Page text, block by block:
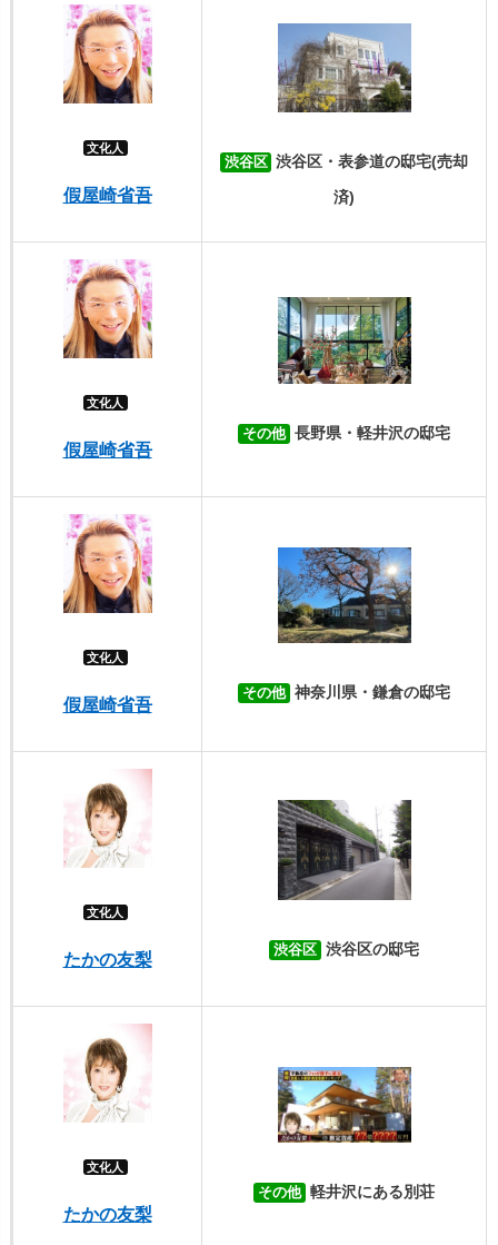
文化人
假屋崎省吾
渋谷区 渋谷区・表参道の邸宅(売却
済)
文化人
假屋崎省吾
その他 長野県・軽井沢の邸宅
文化人
假屋崎省吾
その他 神奈川県・鎌倉の邸宅
文化人
たかの友梨
渋谷区 渋谷区の邸宅
文化人
たかの友梨
その他 軽井沢にある別荘